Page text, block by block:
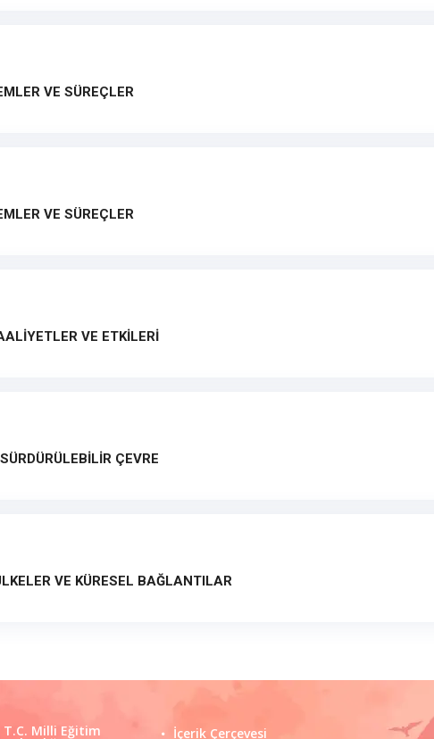
VE SÜREÇLER
VE SÜREÇLER
VE ETKİLERİ
ÇEVRE
VE KÜRESEL BAĞLANTILAR
T.C. Milli Eğitim İçerik Çerçevesi